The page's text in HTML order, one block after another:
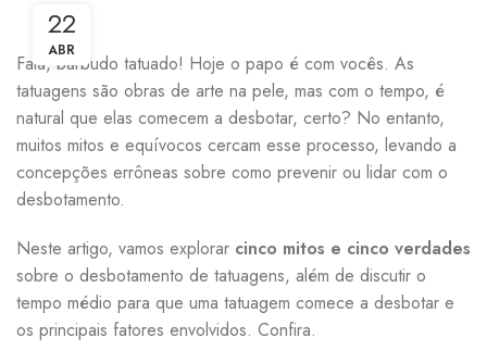
22
ABR
Fala, barbudo tatuado! Hoje o papo é com vocês. As
tatuagens são obras de arte na pele, mas com o tempo, é
natural que elas comecem a desbotar, certo? No entanto,
muitos mitos e equívocos cercam esse processo, levando a
concepções errôneas sobre como prevenir ou lidar com o
desbotamento.
Neste artigo, vamos explorar cinco mitos e cinco verdades
sobre o desbotamento de tatuagens, além de discutir o
tempo médio para que uma tatuagem comece a desbotar e
os principais fatores envolvidos. Confira.